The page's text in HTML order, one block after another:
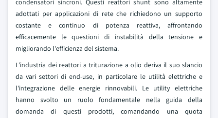
condensatori sincroni. Questi reattori shunt sono altamente
adottati per applicazioni di rete che richiedono un supporto
costante e continuo di potenza reattiva, affrontando
efficacemente le questioni di instabilità della tensione e
migliorando l'efficienza del sistema.
L'industria dei reattori a triturazione a olio deriva il suo slancio
da vari settori di end-use, in particolare le utilità elettriche e
l'integrazione delle energie rinnovabili. Le utility elettriche
hanno svolto un ruolo fondamentale nella guida della
domanda di questi prodotti, comandando una quota